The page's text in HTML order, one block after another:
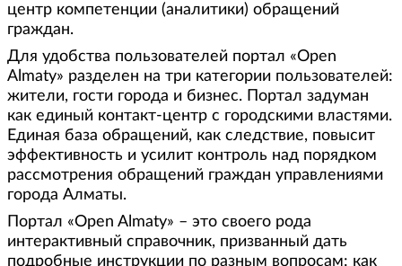
центр компетенции (аналитики) обращений
граждан.
Для удобства пользователей портал «Open
Almaty» разделен на три категории пользователей:
жители, гости города и бизнес. Портал задуман
как единый контакт-центр с городскими властями.
Единая база обращений, как следствие, повысит
эффективность и усилит контроль над порядком
рассмотрения обращений граждан управлениями
города Алматы.
Портал «Open Almaty» – это своего рода
интерактивный справочник, призванный дать
подробные инструкции по разным вопросам: как